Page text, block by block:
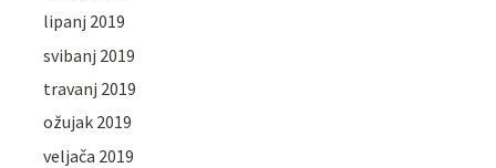
lipanj 2019
svibanj 2019
travanj 2019
ožujak 2019
veljača 2019